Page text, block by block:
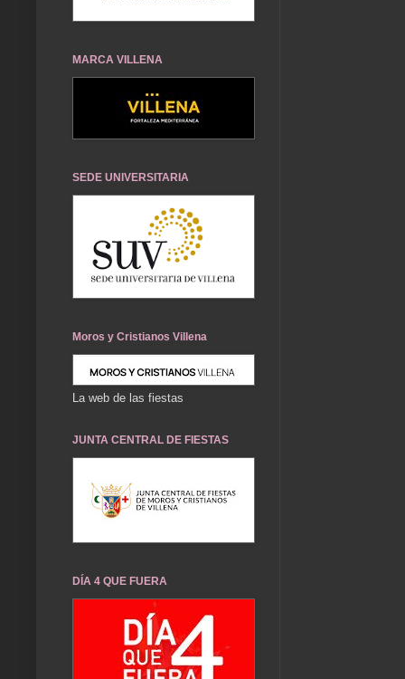
MARCA VILLENA
SEDE UNIVERSITARIA
Moros y Cristianos Villena
La web de las fiestas
JUNTA CENTRAL DE FIESTAS
DÍA 4 QUE FUERA